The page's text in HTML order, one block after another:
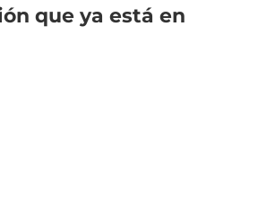
que ya está en